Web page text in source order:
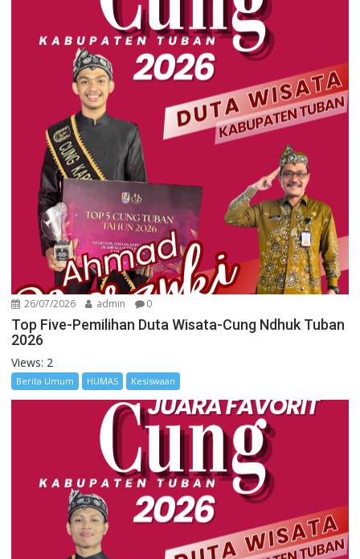
26/07/2026 admin 0
Top Five-Pemilihan Duta Wisata-Cung Ndhuk Tuban
2026
Views: 2
Berita Umum HUMAS Kesiswaan